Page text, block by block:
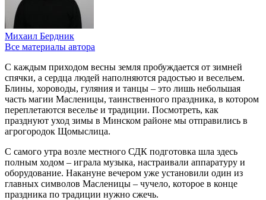
Михаил Бердник
Все материалы автора
С каждым приходом весны земля пробуждается от зимней
спячки, а сердца людей наполняются радостью и весельем.
Блины, хороводы, гуляния и танцы – это лишь небольшая
часть магии Масленицы, таинственного праздника, в котором
переплетаются веселье и традиции. Посмотреть, как
празднуют уход зимы в Минском районе мы отправились в
агрогородок Щомыслица.
С самого утра возле местного СДК подготовка шла здесь
полным ходом – играла музыка, настраивали аппаратуру и
оборудование. Накануне вечером уже установили один из
главных символов Масленицы – чучело, которое в конце
праздника по традиции нужно сжечь.